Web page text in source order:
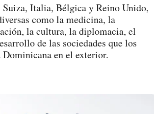
Suiza, Italia, Bélgica y Reino Unido,
como la medicina, la
la cultura, la diplomacia, el
de las sociedades que los
en el exterior.